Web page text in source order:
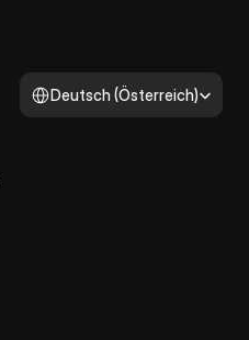
Select Language
Deutsch (Österreich)